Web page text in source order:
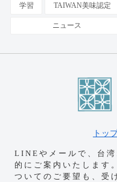
学習 TAIWAN美味認定
ニュース
トッ
LINEやメールで、台
的にご案内いたします。
ついてのご要望も、受